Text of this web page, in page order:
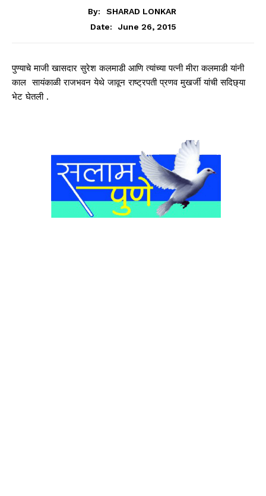
By:
SHARAD LONKAR
Date:
June 26, 2015
पुण्याचे माजी खासदार सुरेश कलमाडी आणि त्यांच्या पत्नी मीरा कलमाडी यांनी
काल सायंकाळी राजभवन येथे जावून राष्ट्रपती प्रणव मुखर्जी यांची सदिछ्या
भेट घेतली .